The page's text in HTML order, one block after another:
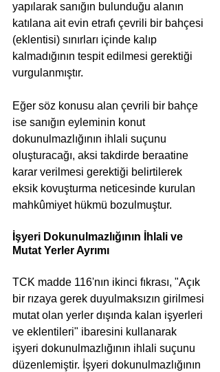
yapılarak sanığın bulunduğu alanın
katılana ait evin etrafı çevrili bir bahçesi
(eklentisi) sınırları içinde kalıp
kalmadığının tespit edilmesi gerektiği
vurgulanmıştır.
Eğer söz konusu alan çevrili bir bahçe
ise sanığın eyleminin konut
dokunulmazlığının ihlali suçunu
oluşturacağı, aksi takdirde beraatine
karar verilmesi gerektiği belirtilerek
eksik kovuşturma neticesinde kurulan
mahkûmiyet hükmü bozulmuştur.
İşyeri Dokunulmazlığının İhlali ve
Mutat Yerler Ayrımı
TCK madde 116'nın ikinci fıkrası, "Açık
bir rızaya gerek duyulmaksızın girilmesi
mutat olan yerler dışında kalan işyerleri
ve eklentileri" ibaresini kullanarak
işyeri dokunulmazlığının ihlali suçunu
düzenlemiştir. İşyeri dokunulmazlığının